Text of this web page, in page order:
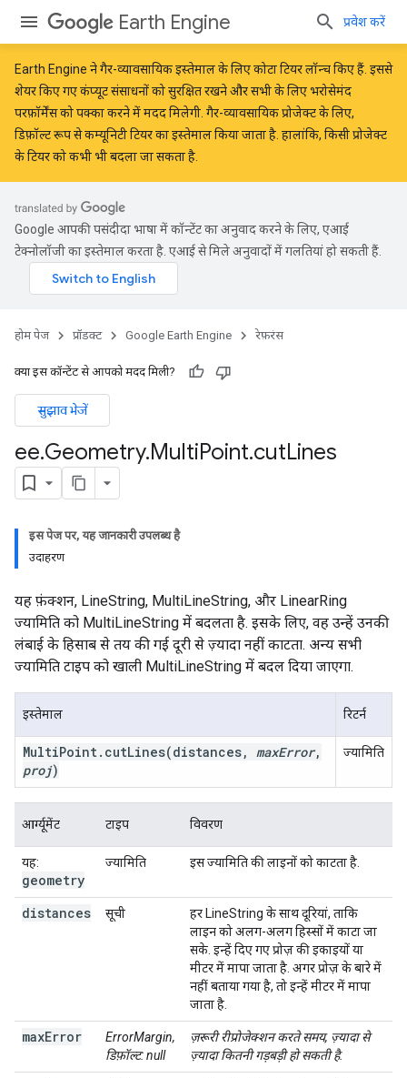
Earth Engine प्रवेश करें
Earth Engine नेगैर-व्यावसायिक इस्तेमाल के लिए कोटा टियरलॉन्च किए हैं. इससे
शेयर किए गए कंप्यूट संसाधनों को सुरक्षित रखने और सभी के लिए भरोसेमंद
परफ़ॉर्मेंस को पक्का करने में मदद मिलेगी. गैर-व्यावसायिक प्रोजेक्ट के लिए,
डिफ़ॉल्ट रूप से कम्यूनिटी टियर का इस्तेमाल किया जाता है. हालांकि, किसी प्रोजेक्ट
के टियर को कभी भी बदला जा सकता है.
Google आपकी पसंदीदा भाषा में कॉन्टेंट का अनुवाद करने के लिए, एआई
टेक्नोलॉजी का इस्तेमाल करता है. एआई से मिले अनुवादों में गलतियां हो सकती हैं.
होम पेज प्रॉडक्ट Google Earth Engine रेफ़रंस
क्या इस कॉन्टेंट से आपको मदद मिली?
सुझाव भेजें
ee.Geometry.MultiPoint.cutLines
इस पेज पर, यह जानकारी उपलब्ध है
उदाहरण
यह फ़ंक्शन, LineString, MultiLineString, और LinearRing
ज्यामिति को MultiLineString में बदलता है. इसके लिए, वह उन्हें उनकी
लंबाई के हिसाब से तय की गई दूरी से ज़्यादा नहीं काटता. अन्य सभी
ज्यामिति टाइप को खाली MultiLineString में बदल दिया जाएगा.
इस्तेमाल रिटर्न
MultiPoint. cutLines(distances, maxError,
proj)
ज्यामिति
आर्ग्यूमेंट टाइप विवरण
यह:
geometry
ज्यामिति इस ज्यामिति की लाइनों को काटता है.
distances सूची
हर LineString के साथ दूरियां, ताकि
लाइन को अलग-अलग हिस्सों में काटा जा
सके. इन्हें दिए गए प्रोज़ की इकाइयों या
मीटर में मापा जाता है. अगर प्रोज़ के बारे में
नहीं बताया गया है, तो इन्हें मीटर में मापा
जाता है.
maxError
ErrorMargin,
डिफ़ॉल्ट: null
ज़रूरी रीप्रोजेक्शन करते समय, ज़्यादा से
ज़्यादा कितनी गड़बड़ी हो सकती है.